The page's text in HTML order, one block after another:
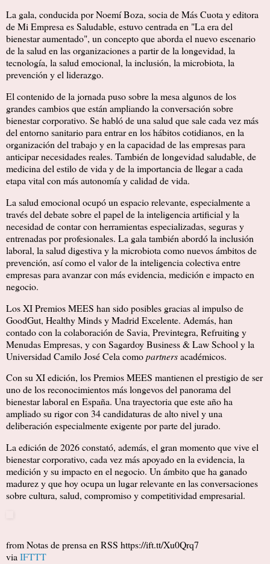
La gala, conducida por Noemí Boza, socia de Más Cuota y editora
de Mi Empresa es Saludable, estuvo centrada en "La era del
bienestar aumentado", un concepto que aborda el nuevo escenario
de la salud en las organizaciones a partir de la longevidad, la
tecnología, la salud emocional, la inclusión, la microbiota, la
prevención y el liderazgo.
El contenido de la jornada puso sobre la mesa algunos de los
grandes cambios que están ampliando la conversación sobre
bienestar corporativo. Se habló de una salud que sale cada vez más
del entorno sanitario para entrar en los hábitos cotidianos, en la
organización del trabajo y en la capacidad de las empresas para
anticipar necesidades reales. También de longevidad saludable, de
medicina del estilo de vida y de la importancia de llegar a cada
etapa vital con más autonomía y calidad de vida.
La salud emocional ocupó un espacio relevante, especialmente a
través del debate sobre el papel de la inteligencia artificial y la
necesidad de contar con herramientas especializadas, seguras y
entrenadas por profesionales. La gala también abordó la inclusión
laboral, la salud digestiva y la microbiota como nuevos ámbitos de
prevención, así como el valor de la inteligencia colectiva entre
empresas para avanzar con más evidencia, medición e impacto en
negocio.
Los XI Premios MEES han sido posibles gracias al impulso de
GoodGut, Healthy Minds y Madrid Excelente. Además, han
contado con la colaboración de Savia, Previntegra, Refruiting y
Menudas Empresas, y con Sagardoy Business & Law School y la
Universidad Camilo José Cela comopartnersacadémicos.
Con su XI edición, los Premios MEES mantienen el prestigio de ser
uno de los reconocimientos más longevos del panorama del
bienestar laboral en España. Una trayectoria que este año ha
ampliado su rigor con 34 candidaturas de alto nivel y una
deliberación especialmente exigente por parte del jurado.
La edición de 2026 constató, además, el gran momento que vive el
bienestar corporativo, cada vez más apoyado en la evidencia, la
medición y su impacto en el negocio. Un ámbito que ha ganado
madurez y que hoy ocupa un lugar relevante en las conversaciones
sobre cultura, salud, compromiso y competitividad empresarial.
from Notas de prensa en RSS https://ift.tt/Xu0Qrq7
via IFTTT